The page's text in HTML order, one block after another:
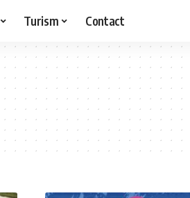
Turism Contact